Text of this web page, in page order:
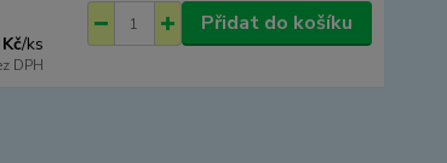
/ks
DPH
Přidat do košíku